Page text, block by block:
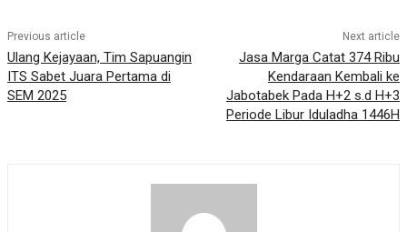
Previous article
Ulang Kejayaan, Tim Sapuangin
ITS Sabet Juara Pertama di
SEM 2025
Next article
Jasa Marga Catat 374 Ribu
Kendaraan Kembali ke
Jabotabek Pada H+2 s.d H+3
Periode Libur Iduladha 1446H